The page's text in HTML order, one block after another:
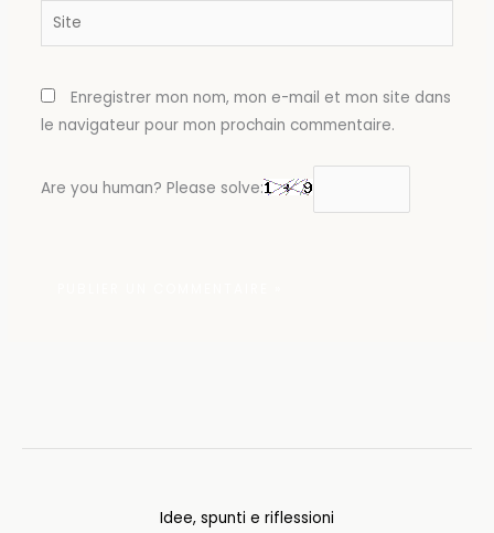
Site
Enregistrer mon nom, mon e-mail et mon site dans
le navigateur pour mon prochain commentaire.
Are you human? Please solve:
Idee, spunti e riflessioni